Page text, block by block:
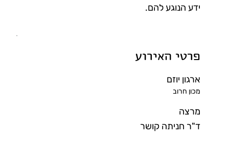
ידע הנוגע להם.
פרטי האירוע
ארגון יוזם
מכון חרוב
מרצה
ד"ר חניתה קושר